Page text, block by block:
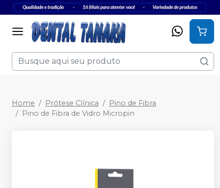
Home Prótese Clínica
Pino de Fibra
Pino de Fibra de Vidro Micropin